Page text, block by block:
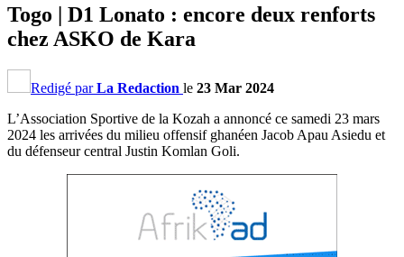
Togo | D1 Lonato : encore deux renforts
chez ASKO de Kara
Redigé parLa Redaction le 23 Mar 2024
L’Association Sportive de la Kozah a annoncé ce samedi 23 mars
2024 les arrivées du milieu offensif ghanéen Jacob Apau Asiedu et
du défenseur central Justin Komlan Goli.